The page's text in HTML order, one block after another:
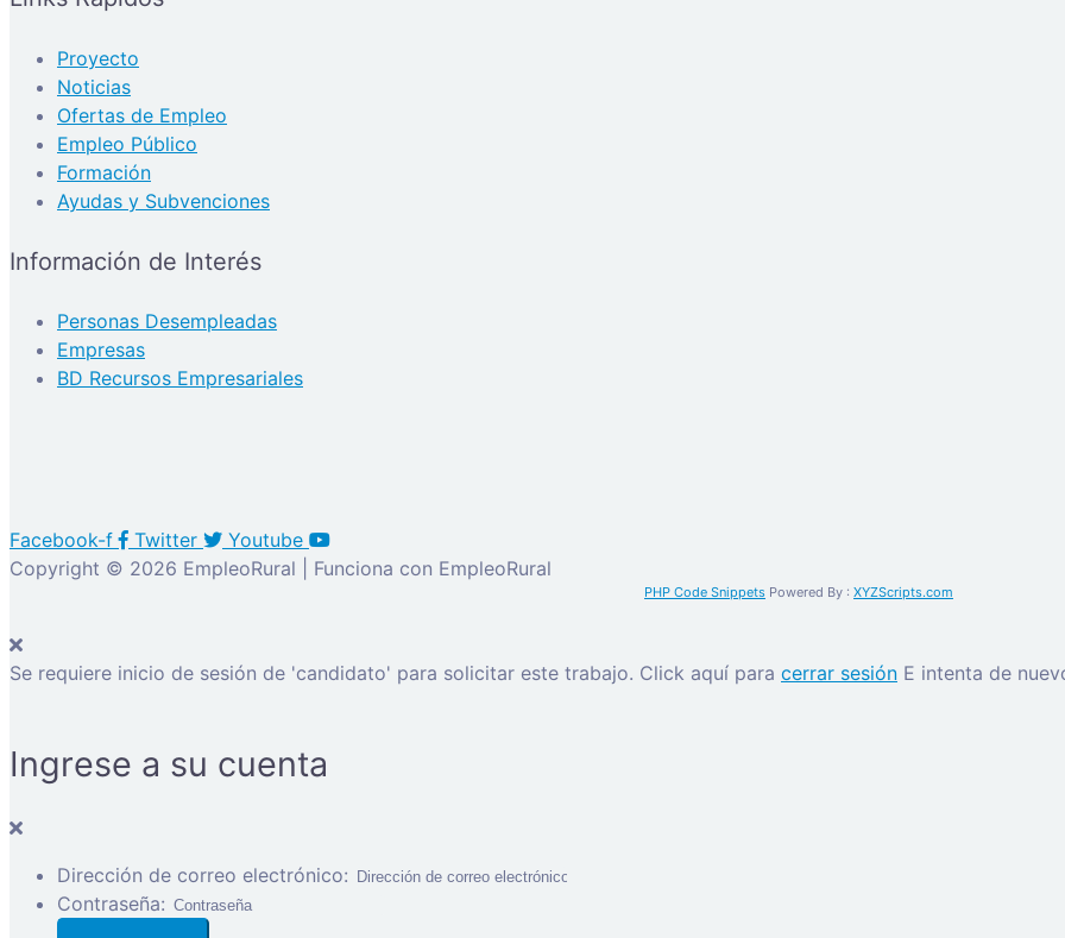
Proyecto
Noticias
Ofertas de Empleo
Empleo Público
Formación
Ayudas y Subvenciones
Información de Interés
Personas Desempleadas
Empresas
BD Recursos Empresariales
Facebook-f Twitter
Youtube
Copyright © 2026 EmpleoRural | Funciona con EmpleoRural
PHP Code Snippets Powered By : XYZScripts.com
Se requiere inicio de sesión de 'candidato' para solicitar este trabajo. Click aquí para cerrar sesión E intenta de
Ingrese a su cuenta
Dirección de correo electrónico:
Contraseña: